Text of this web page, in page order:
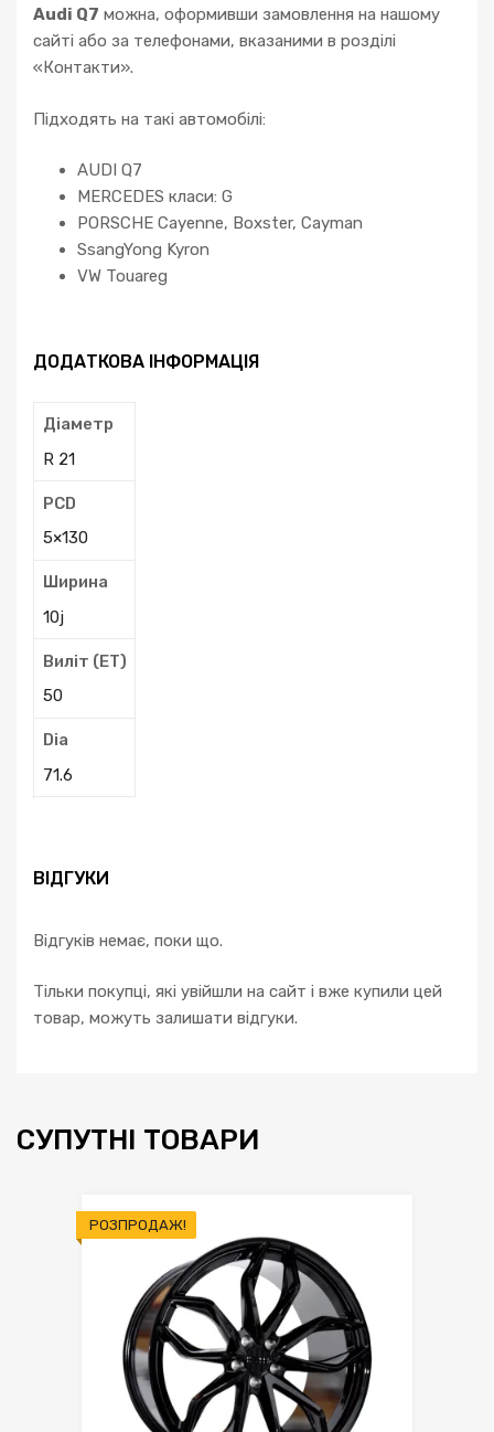
Audi Q7 можна, оформивши замовлення на нашому
сайті або за телефонами, вказаними в розділі
«Контакти».
Підходять на такі автомобілі:
AUDI Q7
MERCEDES класи: G
PORSCHE Cayenne, Boxster, Cayman
SsangYong Kyron
VW Touareg
ДОДАТКОВА ІНФОРМАЦІЯ
Діаметр
R 21
PCD
5×130
Ширина
10j
Виліт (ЕТ)
50
Dia
71.6
ВІДГУКИ
Відгуків немає, поки що.
Тільки покупці, які увійшли на сайт і вже купили цей
товар, можуть залишати відгуки.
СУПУТНІ ТОВАРИ
РОЗПРОДАЖ!